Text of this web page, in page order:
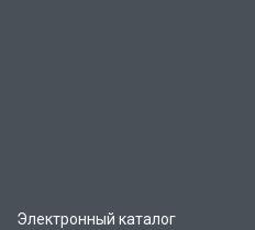
Электронный каталог